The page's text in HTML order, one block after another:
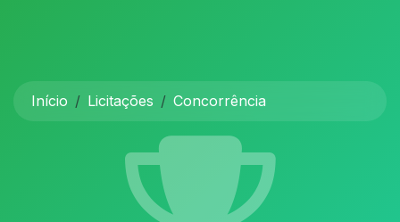
Início Licitações Concorrência